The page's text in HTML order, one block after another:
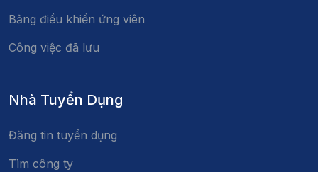
Bảng điều khiển ứng viên
Công việc đã lưu
Nhà Tuyển Dụng
Đăng tin tuyển dụng
Tìm công ty